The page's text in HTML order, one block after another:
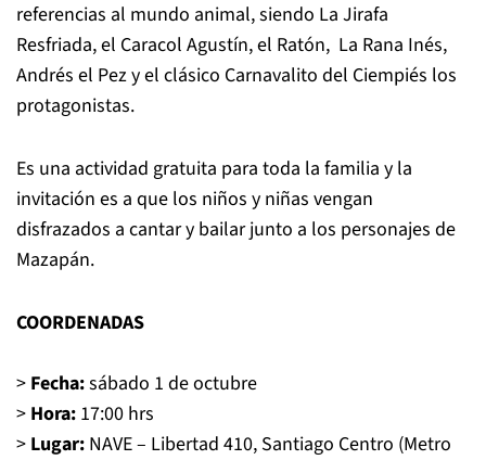
referencias al mundo animal, siendo La Jirafa
Resfriada, el Caracol Agustín, el Ratón, La Rana Inés,
Andrés el Pez y el clásico Carnavalito del Ciempiés los
protagonistas.
Es una actividad gratuita para toda la familia y la
invitación es a que los niños y niñas vengan
disfrazados a cantar y bailar junto a los personajes de
Mazapán.
COORDENADAS
> Fecha:sábado 1 de octubre
> Hora: 17:00 hrs
> Lugar: NAVE – Libertad 410, Santiago Centro (Metro